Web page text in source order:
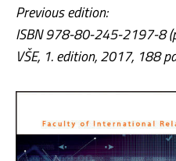
Previous edition:
ISBN 978-80-245-2197-8 (
VŠE, 1.edition, 2017, 188